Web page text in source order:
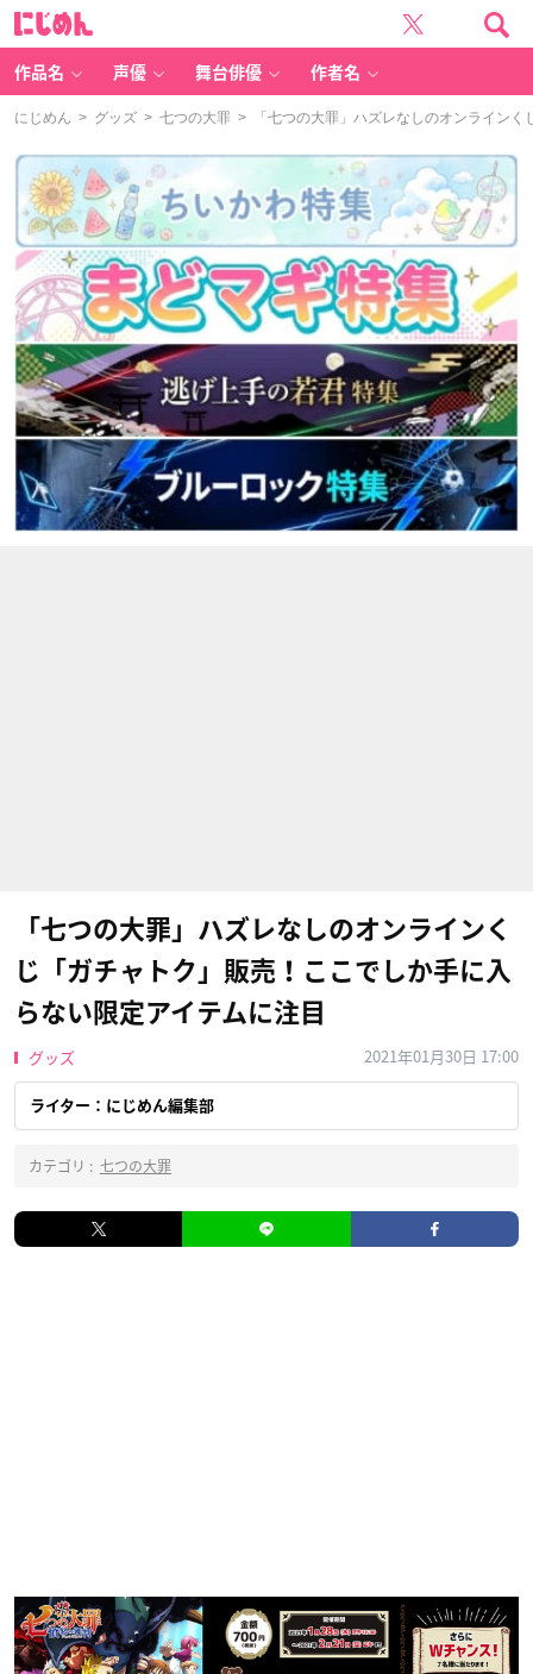
作品名 声優 舞台俳優 作者名
にじめん > グッズ > 七つの大罪 > 「七つの大罪」ハズレなしのオンラインく
「七つの大罪」ハズレなしのオンラインく
じ「ガチャトク」販売！ここでしか手に入
らない限定アイテムに注目
グッズ 2021年01月30日 17:00
ライター：にじめん編集部
カテゴリ : 七つの大罪